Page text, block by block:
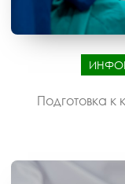
Подготовка к